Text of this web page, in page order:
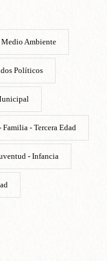
Ambiente
Políticos
- Tercera Edad
- Infancia